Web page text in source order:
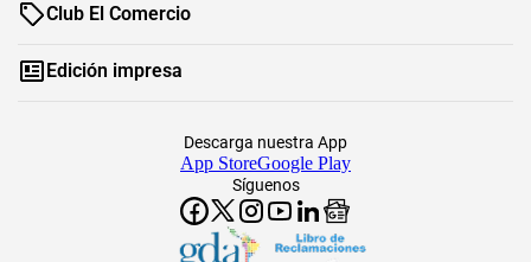
Club El Comercio
Edición impresa
Síguenos
Descarga nuestra App
App StoreGoogle Play